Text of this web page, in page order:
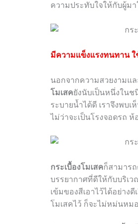
ความประทับใจให้กับผู้มา
มีความแข็งแรงทนทาน
นอกจากความสวยงามแ
โมเสคยังนับเป็นหนึ่งใน
ระบายน้ำได้ดี เราจึงพบเ
ไม่ว่าจะเป็นโรงจอดรถ
กระเบื้องโมเสคก็สามาร
บรรยากาศที่ดีให้กับบริเว
เข้มของสีเอาไว้ได้อย่าง
โมเสคไว้ ก็จะไม่หม่นหม